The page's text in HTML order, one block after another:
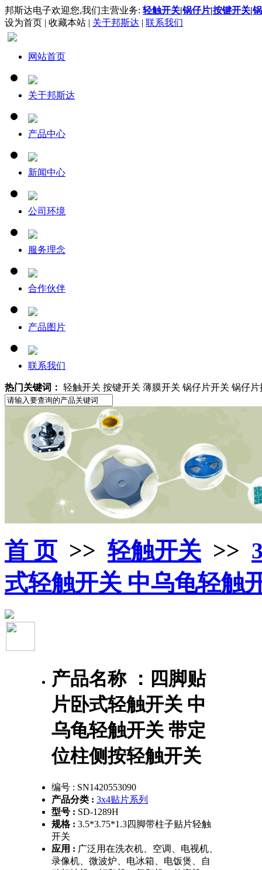
邦斯达电子欢迎您,我们主营业务: 轻触开关|锅仔片|按键开关|
设为首页 | 收藏本站 | 关于邦斯达 | 联系我们
网站首页
关于邦斯达
产品中心
新闻中心
公司环境
服务理念
合作伙伴
产品图片
联系我们
热门关键词： 轻触开关 按键开关 薄膜开关 锅仔片开关 锅仔
首 页>> 轻触开关 >>
式轻触开关 中乌龟轻触
产品名称 ： 四脚贴
片卧式轻触开关 中
乌龟轻触开关 带定
位柱侧按轻触开关
编号 : SN1420553090
产品分类 : 3x4贴片系列
型号 : SD-1289H
规格 : 3.5*3.75*1.3四脚带柱子贴片轻触
开关
应用 : 广泛用在洗衣机、空调、电视机、
录像机、微波炉、电冰箱、电饭煲、自